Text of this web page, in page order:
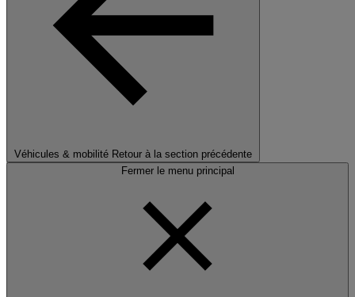
Véhicules & mobilité Retour à la section précédente
Fermer le menu principal